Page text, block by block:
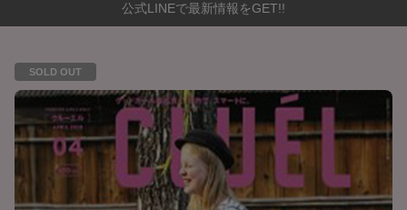
公式LINEで最新情報をGET!!
SOLD OUT